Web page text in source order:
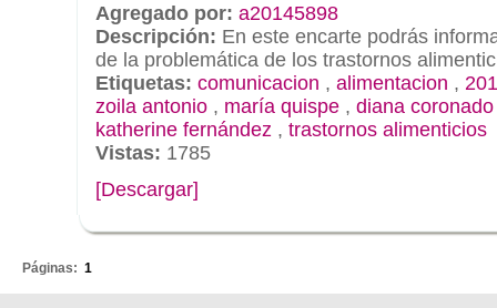
Agregado por: a20145898
Descripción: En este encarte podrás
de la problemática de los trastornos
Etiquetas: comunicacion , alimentacion ,
zoila antonio , maría quispe , diana coronado
katherine fernández , trastornos alimenticios
Vistas: 1785
[Descargar]
Páginas: 1